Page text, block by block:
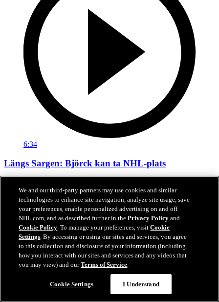
6:34
Längs Sargen: Björck kan ta NHL-plats
07 jul 2026
We and our third-party partners may use cookies and similar
technologies to enhance site navigation, analyze site usage, save
your preferences, enable personalized advertising on and off
NHL.com, and as described further in thePrivacy Policy and
Cookie Policy. To manage your preferences, visitCookie
Settings. By accessing or using our sites and services, you agree
to this collection and disclosure of your information (including
how you interact with our sites and services and any videos that
you may view) and ourTerms of Service.
Cookie Settings I Understand